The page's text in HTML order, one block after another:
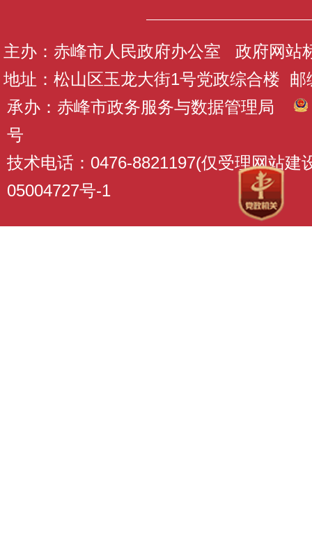
主办：赤峰市人民政府办公室 政府网站
地址：松山区玉龙大街1号党政综合楼 邮
承办：赤峰市政务服务与数据管理局
号
技术电话：0476-8821197(仅受理网站建
05004727号-1